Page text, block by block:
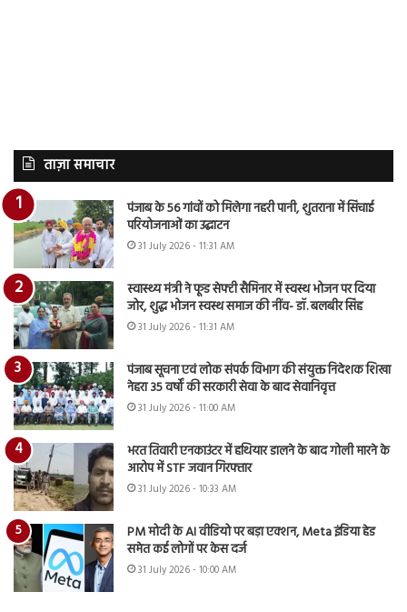
ताज़ा समाचार
पंजाब के 56 गांवों को मिलेगा नहरी पानी, शुतराना में सिंचाई
परियोजनाओं का उद्घाटन
31 July 2026 - 11:31 AM
स्वास्थ्य मंत्री ने फूड सेफ्टी सैमिनार में स्वस्थ भोजन पर दिया
जोर, शुद्ध भोजन स्वस्थ समाज की नींव- डॉ. बलबीर सिंह
31 July 2026 - 11:31 AM
पंजाब सूचना एवं लोक संपर्क विभाग की संयुक्त निदेशक शिखा
नेहरा 35 वर्षों की सरकारी सेवा के बाद सेवानिवृत्त
31 July 2026 - 11:00 AM
भरत तिवारी एनकाउंटर में हथियार डालने के बाद गोली मारने के
आरोप में STF जवान गिरफ्तार
31 July 2026 - 10:33 AM
PM मोदी के AI वीडियो पर बड़ा एक्शन, Meta इंडिया हेड
समेत कई लोगों पर केस दर्ज
31 July 2026 - 10:00 AM